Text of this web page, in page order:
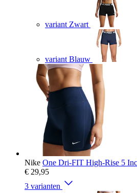
variant Zwart
variant Blauw
Nike One Dri-FIT High-Rise 5
€ 29,95
3 varianten